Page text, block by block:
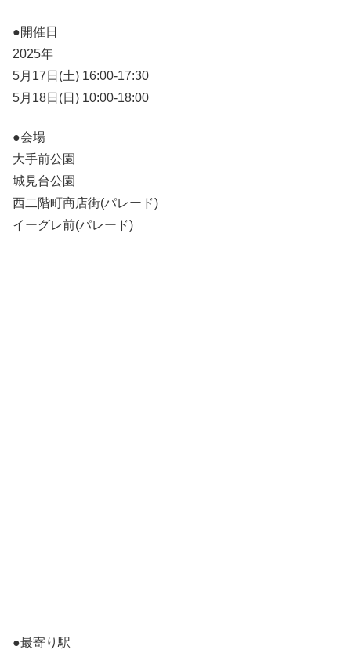
●開催日
2025年
5月17日(土) 16:00-17:30
5月18日(日) 10:00-18:00
●会場
大手前公園
城見台公園
西二階町商店街(パレード)
イーグレ前(パレード)
●最寄り駅